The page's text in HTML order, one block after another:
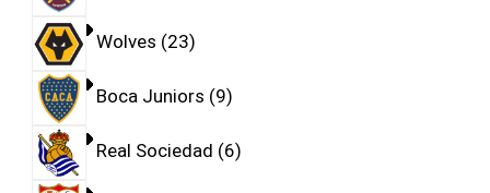
Wolves 23
Boca Juniors 9
Real Sociedad 6